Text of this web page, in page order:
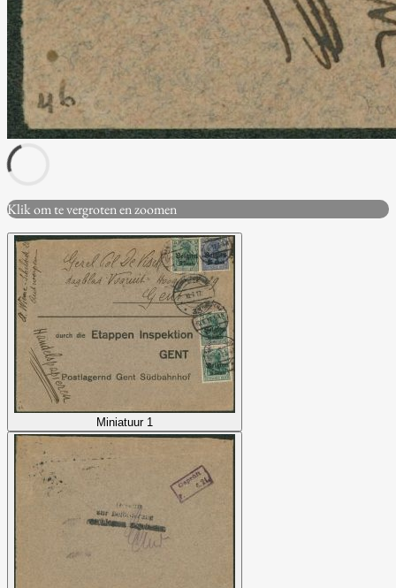
Klik om te vergroten en zoomen
Miniatuur 1